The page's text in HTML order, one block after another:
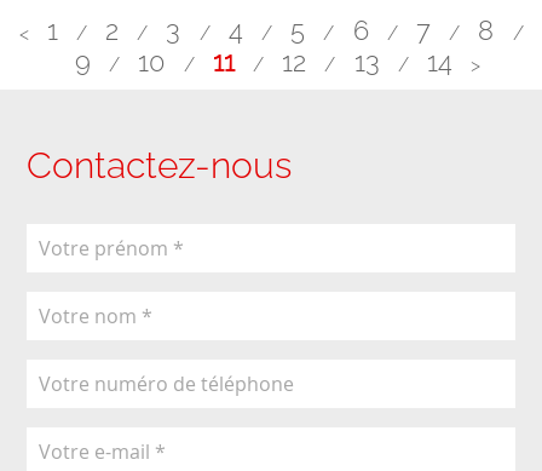
< 1 / 2 / 3 / 4 / 5 / 6 / 7 / 8 /
9 / 10 / 11 / 12 / 13 / 14 >
Contactez-nous